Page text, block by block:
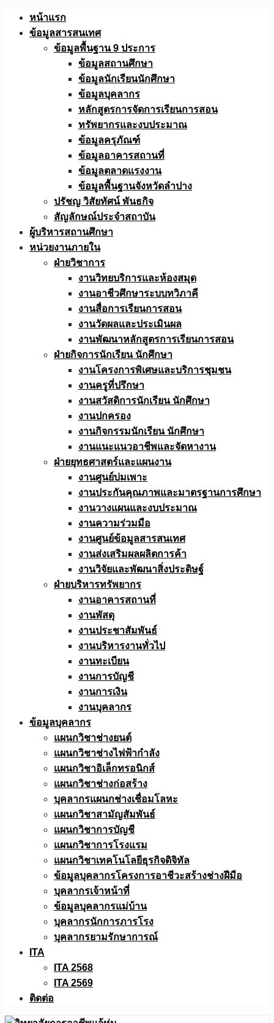
Skip
หน้าแรก
ข้อมูลสารสนเทศ
ข้อมูลพื้นฐาน 9 ประการ
ข้อมูลสถานศึกษา
ข้อมูลนักเรียนนักศึกษา
ข้อมูลบุคลากร
หลักสูตรการจัดการเรียนการสอน
ทรัพยากรและงบประมาณ
ข้อมูลครุภัณฑ์
ข้อมูลอาคารสถานที่
ข้อมูลตลาดแรงงาน
ข้อมูลพื้นฐานจังหวัดลำปาง
ปรัชญ วิสัยทัศน์ พันธกิจ
สัญลักษณ์ประจำสถาบัน
ผู้บริหารสถานศึกษา
หน่วยงานภายใน
ฝ่ายวิชาการ
งานวิทยบริการและห้องสมุด
งานอาชีวศึกษาระบบทวิภาคี
งานสื่อการเรียนการสอน
งานวัดผลและประเมินผล
งานพัฒนาหลักสูตรการเรียนการสอน
ฝ่ายกิจการนักเรียน นักศึกษา
งานโครงการพิเศษและบริการชุมชน
งานครูที่ปรึกษา
งานสวัสดิการนักเรียน นักศึกษา
งานปกครอง
งานกิจกรรมนักเรียน นักศึกษา
งานแนะแนวอาชีพและจัดหางาน
ฝ่ายยุทธศาสตร์และแผนงาน
งานศูนย์บ่มเพาะ
งานประกันคุณภาพและมาตรฐานการศึกษา
งานวางแผนและงบประมาณ
งานความร่วมมือ
งานศูนย์ข้อมูลสารสนเทศ
งานส่งเสริมผลผลิตการค้า
งานวิจัยและพัฒนาสิ่งประดิษฐ์
ฝ่ายบริหารทรัพยากร
งานอาคารสถานที่
งานพัสดุ
งานประชาสัมพันธ์
งานบริหารงานทั่วไป
งานทะเบียน
งานการบัญชี
งานการเงิน
งานบุคลากร
ข้อมูลบุคลากร
แผนกวิชาช่างยนต์
แผนกวิชาช่างไฟฟ้ากำลัง
แผนกวิชาอิเล็กทรอนิกส์
แผนกวิชาช่างก่อสร้าง
บุคลากรแผนกช่างเชื่อมโลหะ
แผนกวิชาสามัญสัมพันธ์
แผนกวิชาการบัญชี
แผนกวิชาการโรงแรม
แผนกวิชาเทคโนโลยีธุรกิจดิจิทัล
ข้อมูลบุคลากรโครงการอาชีวะสร้างช่างฝีมือ
บุคลากรเจ้าหน้าที่
ข้อมูลบุคลากรแม่บ้าน
บุคลากรนักการภารโรง
บุคลากรยามรักษาการณ์
ITA
ITA 2568
ITA 2569
ติดต่อ